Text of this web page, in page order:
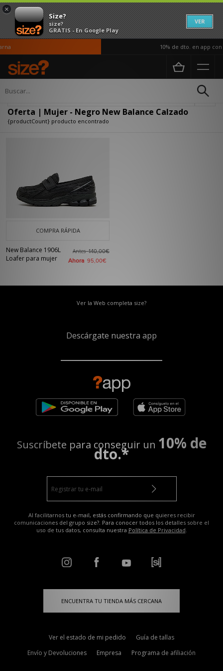
×
Size?
size?
GRATIS - En Google Play
VER
10% de dto. en app con
Página principal
Oferta | Mujer - Negro New Balance Calzado
{productCount} producto encontrado
COMPRA RÁPIDA
New Balance 1906L
Loafer para mujer
Antes140,00€
Ahora 95,00€
Ver la Web completa size?
Descárgate nuestra app
Suscríbete para conseguir un 10% de
dto.*
Al facilitarnos tu e-mail, estás confirmando que quieres recibir
comunicaciones del grupo size?. Para conocer todos los detalles sobre el
uso de tus datos, consulta nuestra Política de Privacidad.
ENCUENTRA TU TIENDA MÁS CERCANA
Ver el estado de mi pedido
Guía de tallas
Envío y Devoluciones
Empresa Programa de afiliación